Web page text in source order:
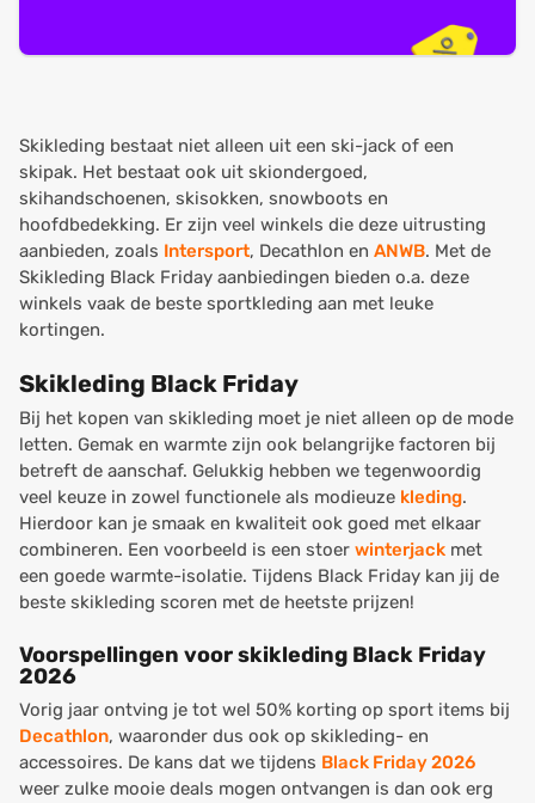
Skikleding bestaat niet alleen uit een ski-jack of een
skipak. Het bestaat ook uit skiondergoed,
skihandschoenen, skisokken, snowboots en
hoofdbedekking. Er zijn veel winkels die deze uitrusting
aanbieden, zoals Intersport, Decathlon en ANWB. Met de
Skikleding Black Friday aanbiedingen bieden o.a. deze
winkels vaak de beste sportkleding aan met leuke
kortingen.
Skikleding Black Friday
Bij het kopen van skikleding moet je niet alleen op de mode
letten. Gemak en warmte zijn ook belangrijke factoren bij
betreft de aanschaf. Gelukkig hebben we tegenwoordig
veel keuze in zowel functionele als modieuze kleding.
Hierdoor kan je smaak en kwaliteit ook goed met elkaar
combineren. Een voorbeeld is een stoer winterjack met
een goede warmte-isolatie. Tijdens Black Friday kan jij de
beste skikleding scoren met de heetste prijzen!
Voorspellingen voor skikleding Black Friday
2026
Vorig jaar ontving je tot wel 50% korting op sport items bij
Decathlon, waaronder dus ook op skikleding- en
accessoires. De kans dat we tijdens Black Friday 2026
weer zulke mooie deals mogen ontvangen is dan ook erg